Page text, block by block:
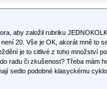
aby založil rubriku
20. Vše je OK, akorát mně to
je to citlivé z toho množství
radu či zkušenost? Třeba mám
sedlo podobné klasyckému